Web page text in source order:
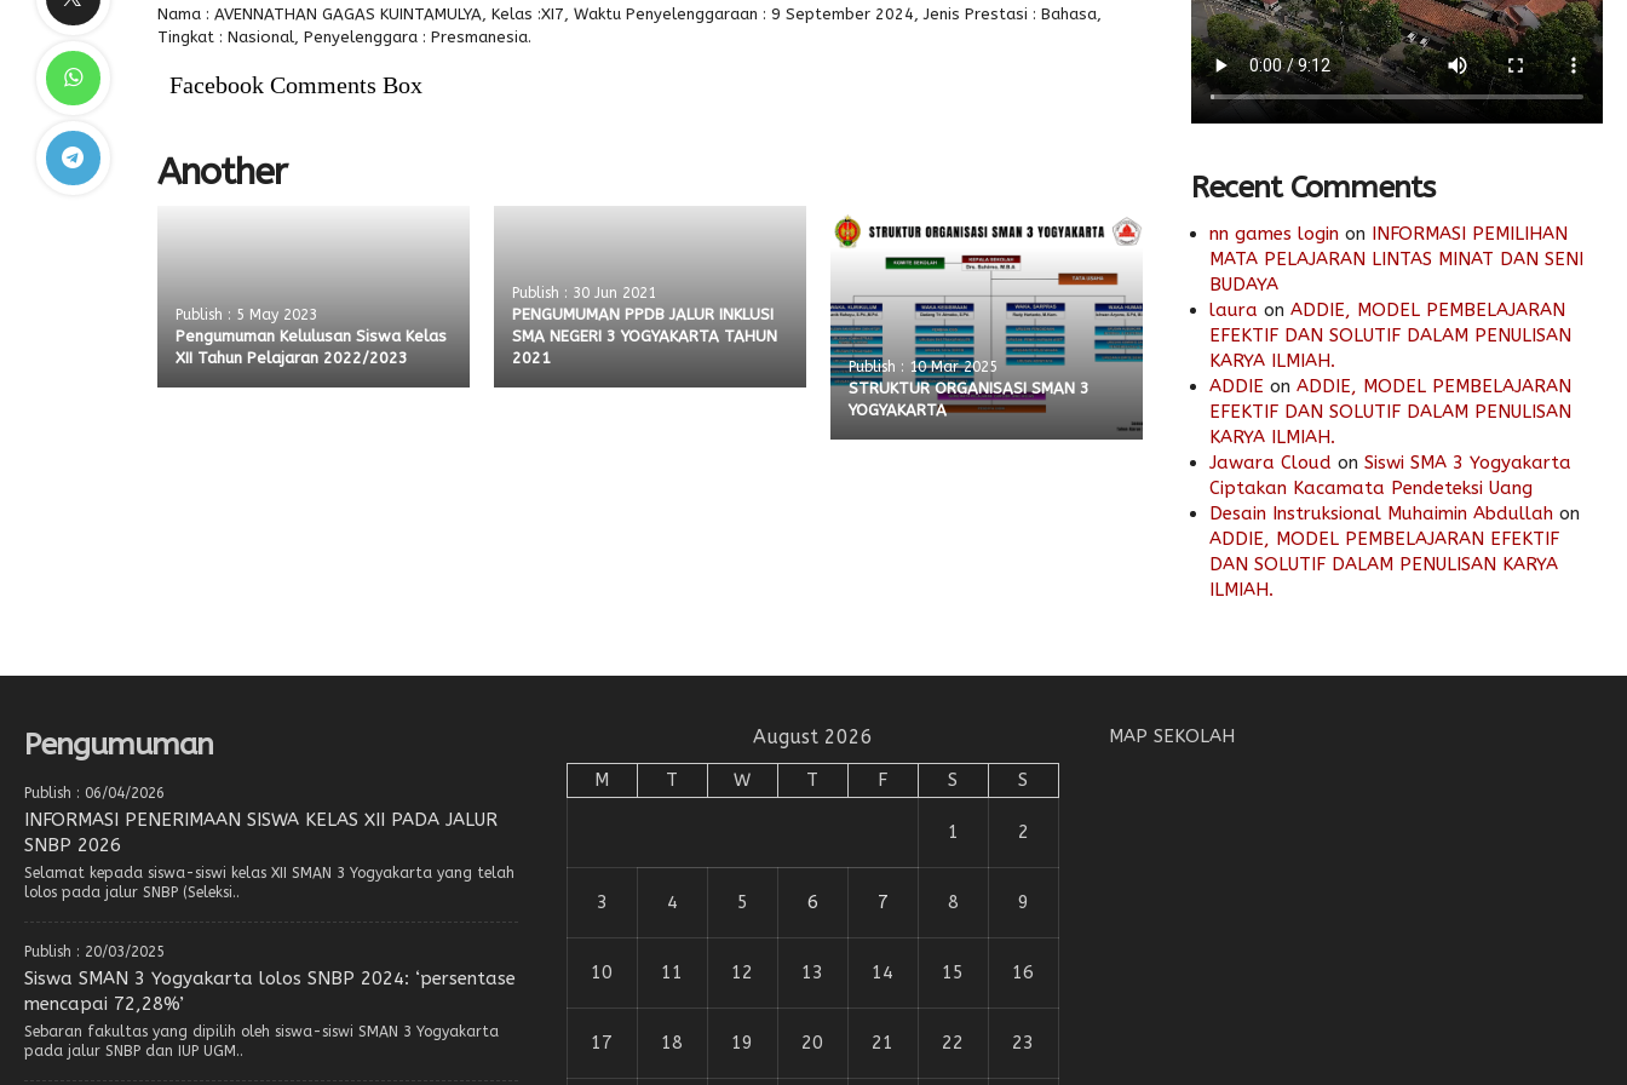
Nama : AVENNATHAN GAGAS KUINTAMULYA, Kelas :XI7, Waktu Penyelenggaraan : 9 September 2024, Jenis Prestasi : Bahasa,
Tingkat : Nasional, Penyelenggara : Presmanesia.
Facebook Comments Box
Another
Publish : 5 May 2023
Pengumuman Kelulusan Siswa Kelas
XII Tahun Pelajaran 2022/2023
Publish : 30 Jun 2021
PENGUMUMAN PPDB JALUR INKLUSI
SMA NEGERI 3 YOGYAKARTA TAHUN
2021
Publish : 10 Mar 2025
STRUKTUR ORGANISASI SMAN 3
YOGYAKARTA
Recent Comments
nn games login on INFORMASI PEMILIHAN
MATA PELAJARAN LINTAS MINAT DAN SENI
BUDAYA
laura on ADDIE, MODEL PEMBELAJARAN
EFEKTIF DAN SOLUTIF DALAM PENULISAN
KARYA ILMIAH.
ADDIE on ADDIE, MODEL PEMBELAJARAN
EFEKTIF DAN SOLUTIF DALAM PENULISAN
KARYA ILMIAH.
Jawara Cloud on Siswi SMA 3 Yogyakarta
Ciptakan Kacamata Pendeteksi Uang
Desain Instruksional Muhaimin Abdullah on
ADDIE, MODEL PEMBELAJARAN EFEKTIF
DAN SOLUTIF DALAM PENULISAN KARYA
ILMIAH.
Pengumuman
Publish : 06/04/2026
INFORMASI PENERIMAAN SISWA KELAS XII PADA JALUR
SNBP 2026
Selamat kepada siswa-siswi kelas XII SMAN 3 Yogyakarta yang telah
lolos pada jalur SNBP (Seleksi..
Publish : 20/03/2025
Siswa SMAN 3 Yogyakarta lolos SNBP 2024: ‘persentase
mencapai 72,28%’
Sebaran fakultas yang dipilih oleh siswa-siswi SMAN 3 Yogyakarta
pada jalur SNBP dan IUP UGM..
August 2026
M T W T F S S
1 2
3 4 5 6 7 8 9
10 11 12 13 14 15 16
17 18 19 20 21 22 23
MAP SEKOLAH